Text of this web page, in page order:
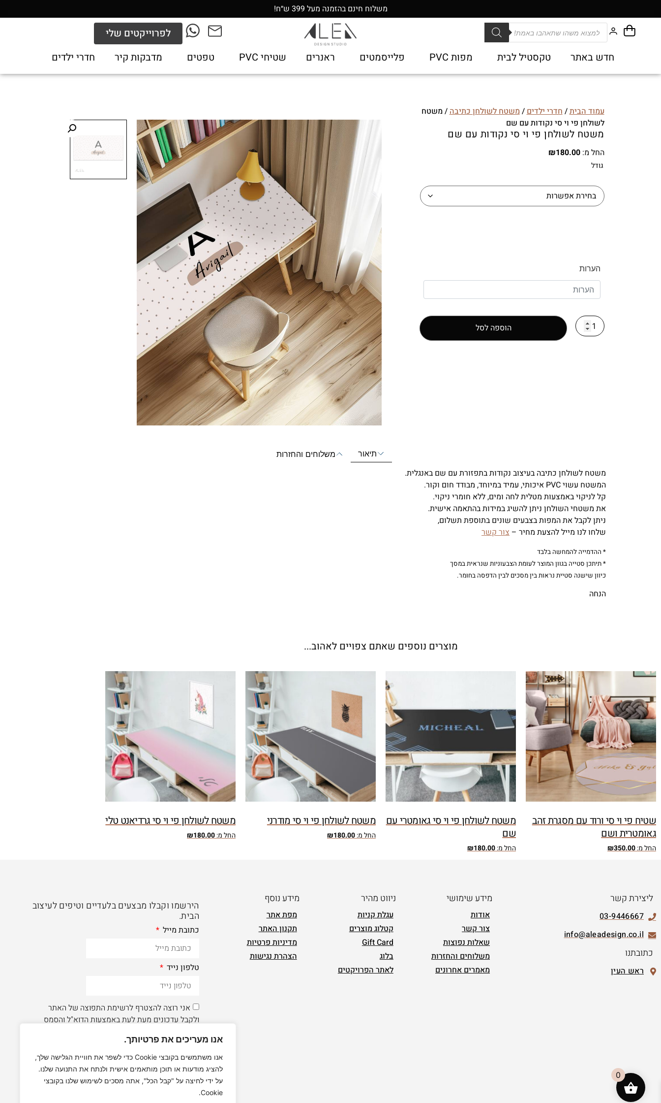
אנו מעריכים את פרטיותך.
אנו משתמשים בקובצי Cookie כדי לשפר את חוויית הגלישה שלך,
להציג מודעות או תוכן מותאמים אישית ולנתח את התנועה שלנו.
על ידי לחיצה על "קבל הכל", אתה מסכים לשימוש שלנו בקובצי
Cookie.
משלוח חינם בהזמנה מעל 399 ש״ח!
לפרוייקטים שלי
חדש באתר
טקסטיל לבית מפות PVC פלייסמטים ראנרים שטיחי PVC טפטים מדבקות קיר חדרי ילדים
עמוד הבית/חדרי ילדים/משטח לשולחן כתיבה/ משטח
לשולחן פי וי סי נקודות עם שם
משטח לשולחן פי וי סי נקודות עם שם
החל מ: ₪180.00
גודל
הערות
הוספה לסל
תיאור משלוחים והחזרות
משטח לשולחן כתיבה בעיצוב נקודות בתפזורת עם שם באנגלית.
המשטח עשוי PVC איכותי, עמיד במיוחד, מבודד חום וקור.
קל לניקוי באמצעות מטלית לחה ומים, ללא חומרי ניקוי.
את משטחי השולחן ניתן להשיג במידות בהתאמה אישית.
ניתן לקבל את המפות בצבעים שונים בתוספת תשלום,
שלחו לנו מייל להצעת מחיר – צור קשר
* ההדמייה להמחשה בלבד
* תיתכן סטייה בגוון המוצר לעומת הצבעוניות שנראית במסך
כיוון שישנה סטיית נראות בין מסכים לבין הדפסה בחומר.
הנחה
מוצרים נוספים שאתם צפויים לאהוב...
שטיח פי וי סי ורוד עם מסגרת זהב
גאומטרית ושם
החל מ: ₪350.00
משטח לשולחן פי וי סי גאומטרי עם
שם
החל מ: ₪180.00
משטח לשולחן פי וי סי מודרני
החל מ: ₪180.00
משטח לשולחן פי וי סי גרדיאנט טלי
החל מ: ₪180.00
ליצירת קשר
03-9446667
info@aleadesign.co.il
כתובתנו
ראש העין
מידע שימושי
אודות
צור קשר
שאלות נפוצות
משלוחים והחזרות
מאמרים אחרונים
ניווט מהיר
עגלת קניות
קטלוג מוצרים
Gift Card
בלוג
לאתר הפרויקטים
מידע נוסף
מפת אתר
תקנון האתר
מדיניות פרטיות
הצהרת נגישות
הירשמו וקבלו מבצעים בלעדיים וטיפים לעיצוב
הבית.
כתובת מייל
טלפון נייד
אני רוצה להצטרף לרשימת התפוצה של האתר
ולקבל עדכונים מעת לעת באמצעות הדוא"ל והסמס
הרשמה
לעוד תוכן איכותי - תעקבו AleaDesign@ 0